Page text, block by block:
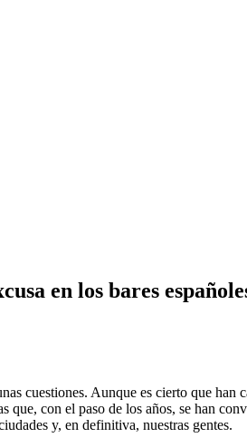
en los bares
cuestiones. Aunque es cierto que
con el paso de los años, se han
y, en definitiva, nuestras gentes.